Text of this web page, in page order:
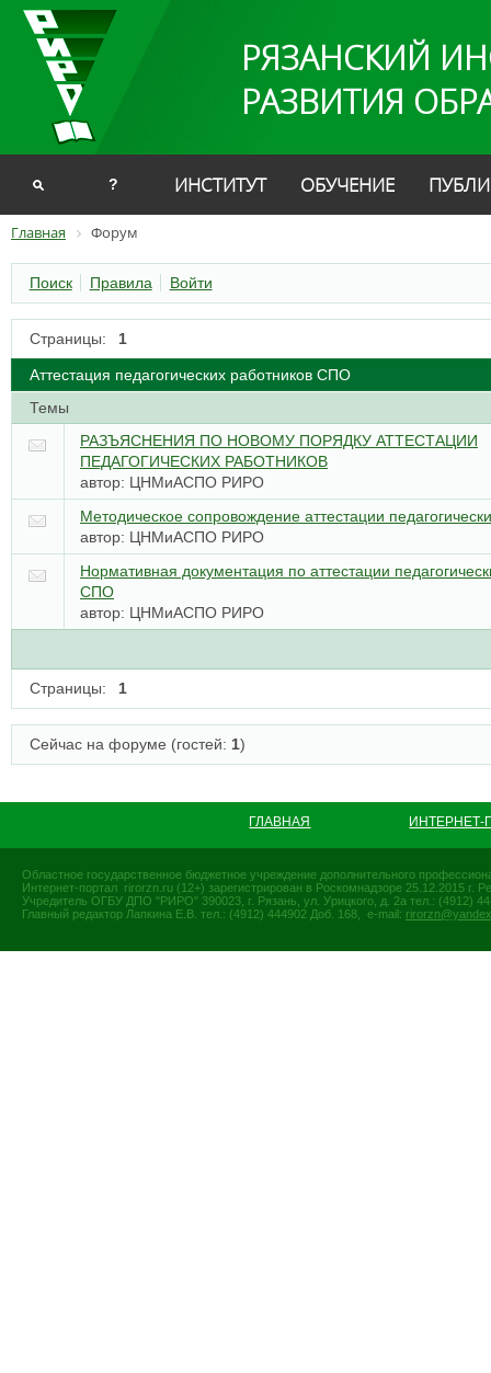
РЯЗАНСКИЙ
РАЗВИТИЯ
? ИНСТИТУТ ОБУЧЕНИЕ
Главная Форум
Поиск Правила Войти
Страницы: 1
Аттестация педагогических работников СПО
Темы
РАЗЪЯСНЕНИЯ ПО НОВОМУ ПОРЯДКУ АТТЕСТАЦИИ
ПЕДАГОГИЧЕСКИХ РАБОТНИКОВ
автор: ЦНМиАСПО РИРО
Методическое сопровождение аттестации
автор: ЦНМиАСПО РИРО
Нормативная документация по аттестации
СПО
автор: ЦНМиАСПО РИРО
Страницы: 1
Сейчас на форуме (гостей: 1)
ГЛАВНАЯ
Областное государственное бюджетное учреждение дополнительного
Интернет-портал rirorzn.ru (12+) зарегистрирован в Роскомнадзоре 25.12.2015
Учредитель ОГБУ ДПО "РИРО" 390023, г. Рязань, ул. Урицкого, д. 2а тел.: (4912)
Главный редактор Лапкина Е.В. тел.: (4912) 444902 Доб. 168, e-mail: